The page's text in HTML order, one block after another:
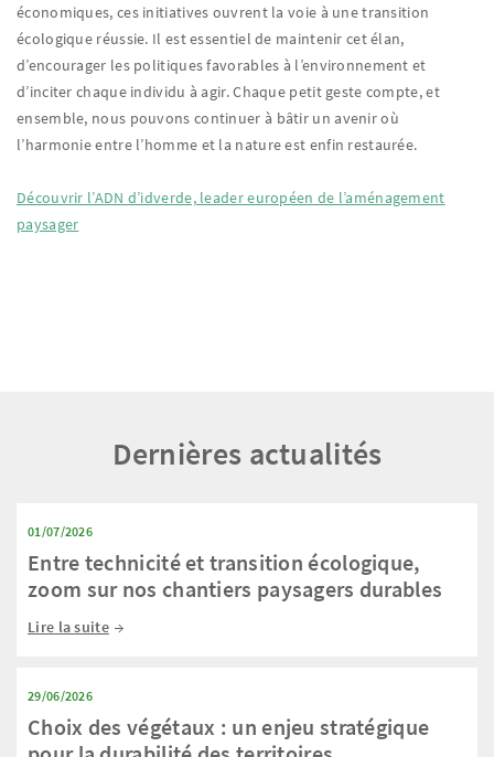
économiques, ces initiatives ouvrent la voie à une transition
écologique réussie. Il est essentiel de maintenir cet élan,
d’encourager les politiques favorables à l’environnement et
d’inciter chaque individu à agir. Chaque petit geste compte, et
ensemble, nous pouvons continuer à bâtir un avenir où
l’harmonie entre l’homme et la nature est enfin restaurée.
Découvrir l’ADN d’idverde, leader européen de l’aménagement
paysager
Dernières actualités
01/07/2026
Entre technicité et transition écologique,
zoom sur nos chantiers paysagers durables
Lire la suite
29/06/2026
Choix des végétaux : un enjeu stratégique